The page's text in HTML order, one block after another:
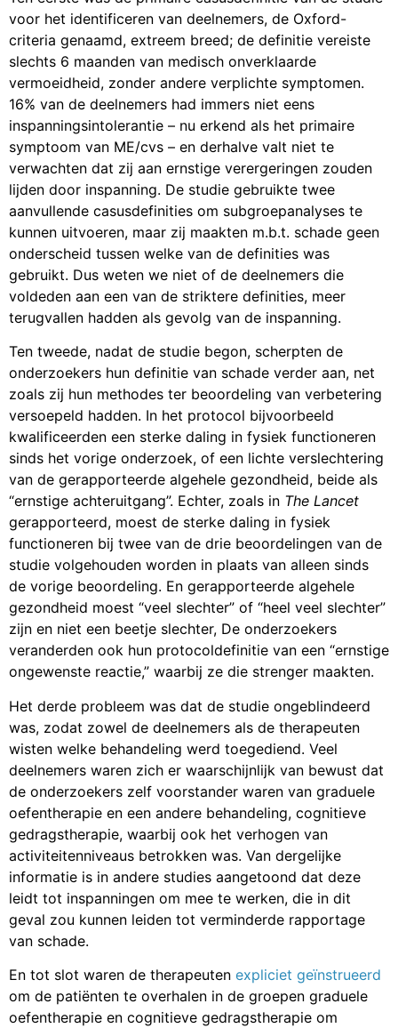
voor het identificeren van deelnemers, de Oxford-
criteria genaamd, extreem breed; de definitie vereiste
slechts 6 maanden van medisch onverklaarde
vermoeidheid, zonder andere verplichte symptomen.
16% van de deelnemers had immers niet eens
inspanningsintolerantie – nu erkend als het primaire
symptoom van ME/cvs – en derhalve valt niet te
verwachten dat zij aan ernstige verergeringen zouden
lijden door inspanning. De studie gebruikte twee
aanvullende casusdefinities om subgroepanalyses te
kunnen uitvoeren, maar zij maakten m.b.t. schade geen
onderscheid tussen welke van de definities was
gebruikt. Dus weten we niet of de deelnemers die
voldeden aan een van de striktere definities, meer
terugvallen hadden als gevolg van de inspanning.
Ten tweede, nadat de studie begon, scherpten de
onderzoekers hun definitie van schade verder aan, net
zoals zij hun methodes ter beoordeling van verbetering
versoepeld hadden. In het protocol bijvoorbeeld
kwalificeerden een sterke daling in fysiek functioneren
sinds het vorige onderzoek, of een lichte verslechtering
van de gerapporteerde algehele gezondheid, beide als
“ernstige achteruitgang”. Echter, zoals in The Lancet
gerapporteerd, moest de sterke daling in fysiek
functioneren bij twee van de drie beoordelingen van de
studie volgehouden worden in plaats van alleen sinds
de vorige beoordeling. En gerapporteerde algehele
gezondheid moest “veel slechter” of “heel veel slechter”
zijn en niet een beetje slechter, De onderzoekers
veranderden ook hun protocoldefinitie van een “ernstige
ongewenste reactie,” waarbij ze die strenger maakten.
Het derde probleem was dat de studie ongeblindeerd
was, zodat zowel de deelnemers als de therapeuten
wisten welke behandeling werd toegediend. Veel
deelnemers waren zich er waarschijnlijk van bewust dat
de onderzoekers zelf voorstander waren van graduele
oefentherapie en een andere behandeling, cognitieve
gedragstherapie, waarbij ook het verhogen van
activiteitenniveaus betrokken was. Van dergelijke
informatie is in andere studies aangetoond dat deze
leidt tot inspanningen om mee te werken, die in dit
geval zou kunnen leiden tot verminderde rapportage
van schade.
En tot slot waren de therapeuten expliciet geïnstrueerd
om de patiënten te overhalen in de groepen graduele
oefentherapie en cognitieve gedragstherapie om